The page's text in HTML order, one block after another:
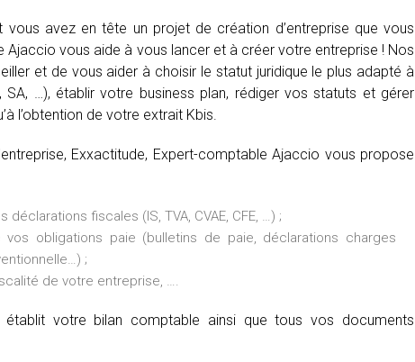
avez en tête un projet de création d’entreprise que vous
vous aide à vous lancer et à créer votre entreprise ! Nos
et de vous aider à choisir le statut juridique le plus adapté à
SA, …), établir votre business plan, rédiger vos statuts et gérer
l’obtention de votre extrait Kbis.
Exxactitude, Expert-comptable Ajaccio vous propose
fiscales (IS, TVA, CVAE, CFE, …) ;
obligations paie (bulletins de paie, déclarations charges
;
de votre entreprise, ….
établit votre bilan comptable ainsi que tous vos documents